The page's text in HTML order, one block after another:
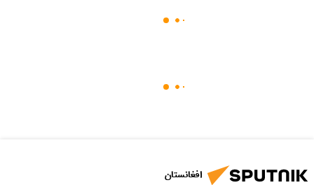
افغانستان